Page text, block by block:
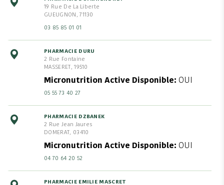
19 Rue De La Liberte
GUEUGNON, 71130
03 85 85 01 01
PHARMACIE DURU
2 Rue Fontaine
MASSERET, 19510
Micronutrition Active Disponible OUI
05 55 73 40 27
PHARMACIE DZBANEK
2 Rue Jean Jaures
DOMERAT, 03410
Micronutrition Active Disponible OUI
04 70 64 20 52
PHARMACIE EMILIE MASCRET